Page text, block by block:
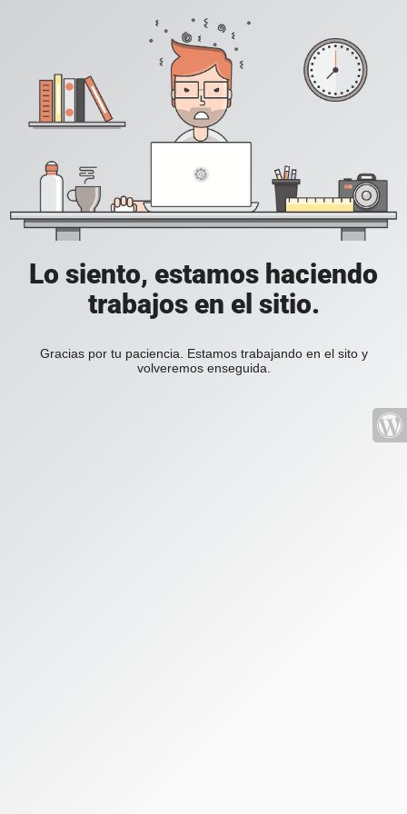
Lo siento, estamos haciendo
trabajos en el sitio.
Gracias por tu paciencia. Estamos trabajando en el sito y
volveremos enseguida.